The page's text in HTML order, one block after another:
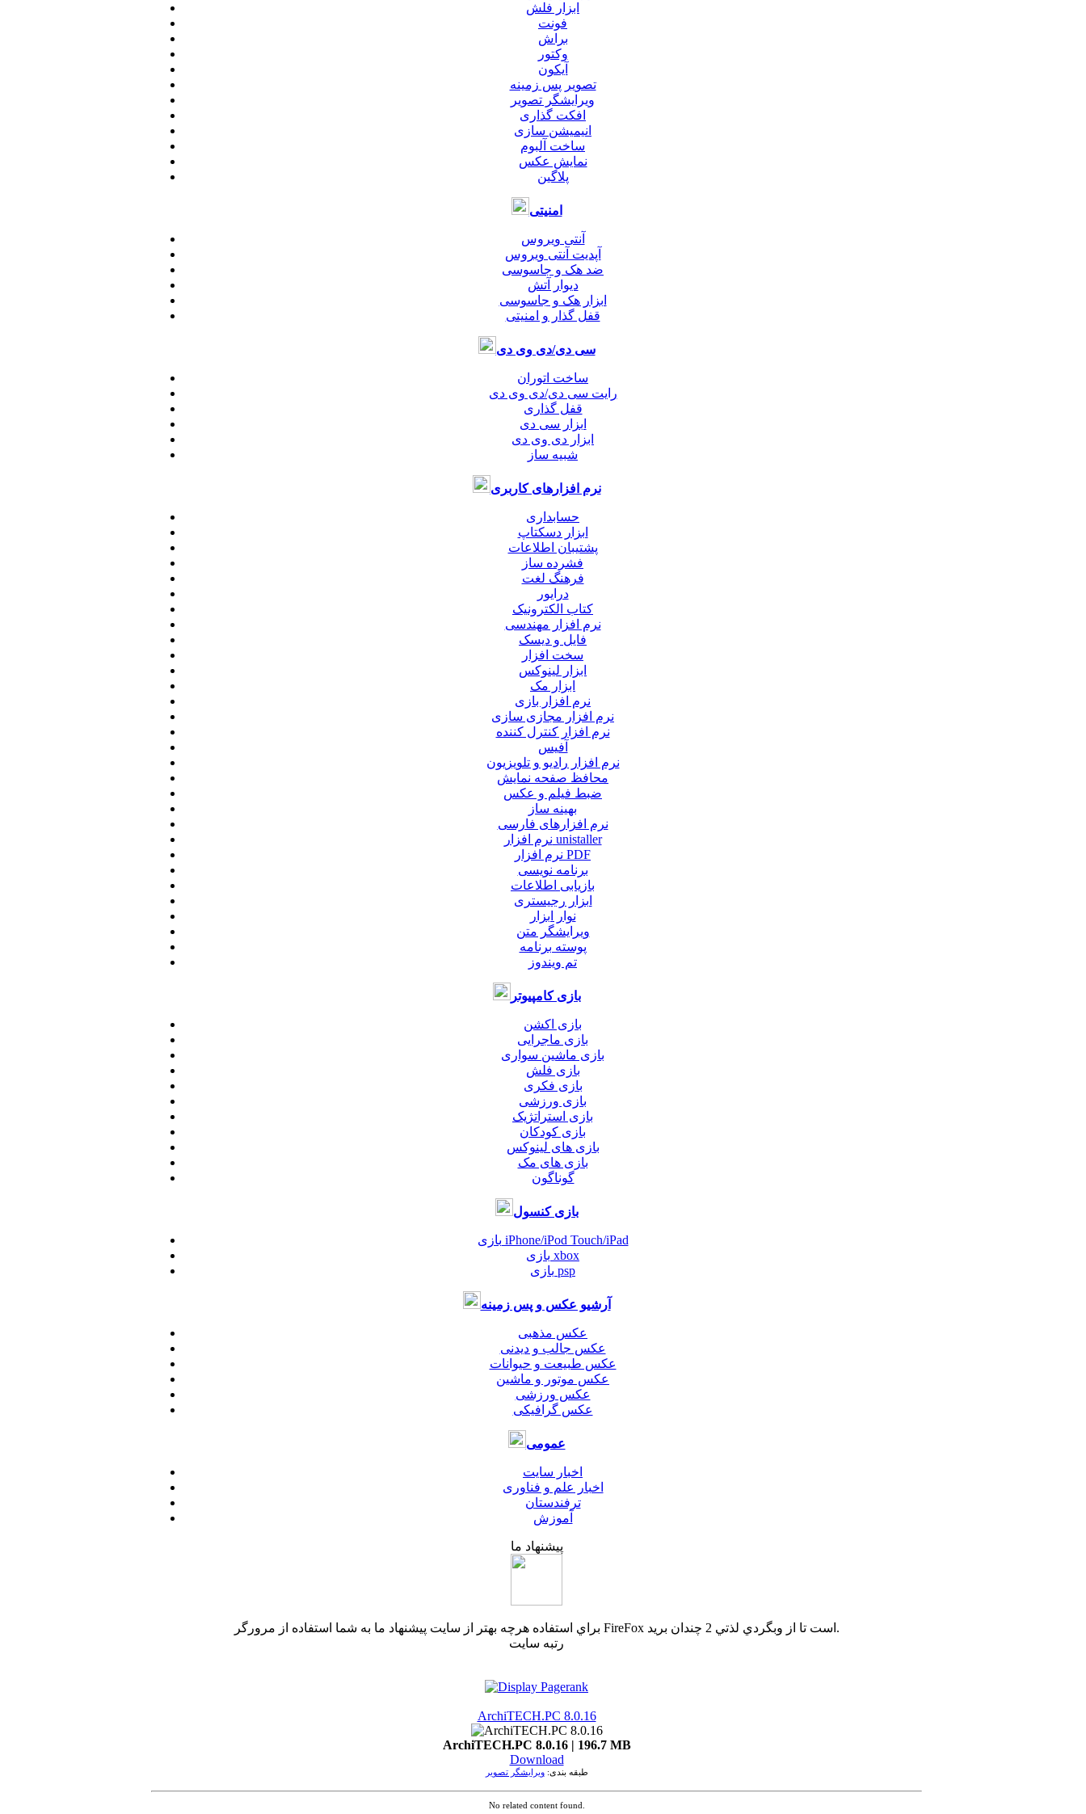
ابزار فلش
فونت
براش
وکتور
آیکون
تصویر پس زمینه
ویرایشگر تصویر
افکت گذاری
انیمیشن سازی
ساخت آلبوم
نمایش عکس
پلاگین
امنیتی
آنتی ویروس
آپدیت آنتی ویروس
ضد هک و جاسوسی
دیوار آتش
ابزار هک و جاسوسی
قفل گذار و امنیتی
سی دی/دی وی دی
ساخت اتوران
رایت سی دی/دی وی دی
قفل گذاری
ابزار سی دی
ابزار دی وی دی
شبیه ساز
نرم افزارهای کاربری
حسابداری
ابزار دسکتاپ
پشتیبان اطلاعات
فشرده ساز
فرهنگ لغت
درایور
کتاب الکترونیک
نرم افزار مهندسی
فایل و دیسک
سخت افزار
ابزار لینوکس
ابزار مک
نرم افزار بازی
نرم افزار مجازی سازی
نرم افزار کنترل کننده
آفیس
نرم افزار رادیو و تلویزیون
محافظ صفحه نمایش
ضبط فيلم و عكس
بهینه ساز
نرم افزارهای فارسی
نرم افزار unistaller
نرم افزار PDF
برنامه نویسی
بازیابی اطلاعات
ابزار رجیستری
نوار ابزار
ویرایشگر متن
پوسته برنامه
تم ویندوز
بازی کامپیوتر
بازی اکشن
بازی ماجرایی
بازی ماشین سواری
بازی فلش
بازی فکری
بازی ورزشی
بازی استراتژیک
بازی کودکان
بازی های لینوکس
بازی های مک
گوناگون
بازی کنسول
بازی iPhone/iPod Touch/iPad
بازی xbox
بازی psp
آرشیو عکس و پس زمینه
عکس مذهبی
عکس جالب و دیدنی
عکس طبیعت و حیوانات
عکس موتور و ماشین
عکس ورزشی
عکس گرافیکی
عمومی
اخبار سایت
اخبار علم و فناوری
ترفندستان
آموزش
پیشنهاد ما
براي استفاده هرچه بهتر از سايت پيشنهاد ما به شما استفاده از مرورگر FireFox است تا از وبگردي لذتي 2 چندان بريد.
رتبه سایت
ArchiTECH.PC 8.0.16
ArchiTECH.PC 8.0.16 | 196.7 MB
Download
طبقه بندی:ویرایشگر تصویر
No related content found.